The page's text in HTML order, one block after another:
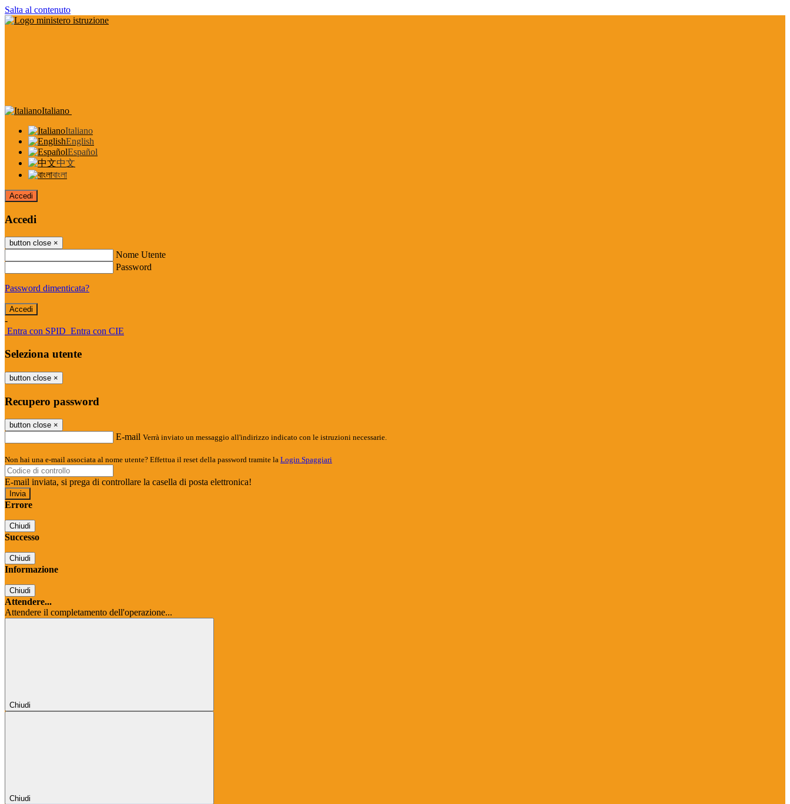
Salta al contenuto
Italiano
Italiano
English
Español
中文
বাংলা
Accedi
Accedi
button close ×
Nome Utente
Password
Password dimenticata?
-
Entra con SPID Entra con CIE
Seleziona utente
button close ×
Recupero password
button close ×
E-mail Verrà inviato un messaggio all'indirizzo indicato con le istruzioni necessarie.
Non hai una e-mail associata al nome utente? Effettua il reset della password tramite la Login Spaggiari
E-mail inviata, si prega di controllare la casella di posta elettronica!
Errore
Chiudi
Successo
Chiudi
Informazione
Chiudi
Attendere...
Attendere il completamento dell'operazione...
Chiudi
Chiudi